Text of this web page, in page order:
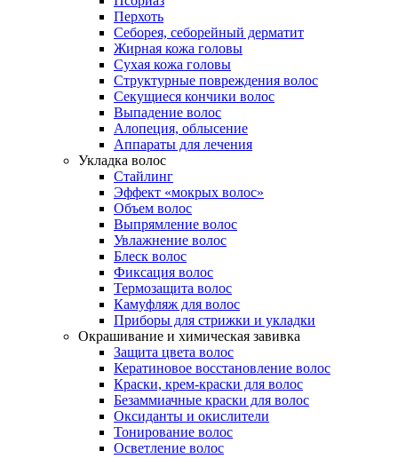
Перхоть
Себорея, себорейный дерматит
Жирная кожа головы
Сухая кожа головы
Структурные повреждения волос
Секущиеся кончики волос
Выпадение волос
Алопеция, облысение
Аппараты для лечения
Укладка волос
Стайлинг
Эффект «мокрых волос»
Объем волос
Выпрямление волос
Увлажнение волос
Блеск волос
Фиксация волос
Термозащита волос
Камуфляж для волос
Приборы для стрижки и укладки
Окрашивание и химическая завивка
Защита цвета волос
Кератиновое восстановление волос
Краски, крем-краски для волос
Безаммиачные краски для волос
Оксиданты и окислители
Тонирование волос
Осветление волос